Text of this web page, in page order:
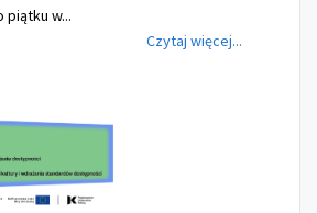
piątku w...
Czytaj więcej...